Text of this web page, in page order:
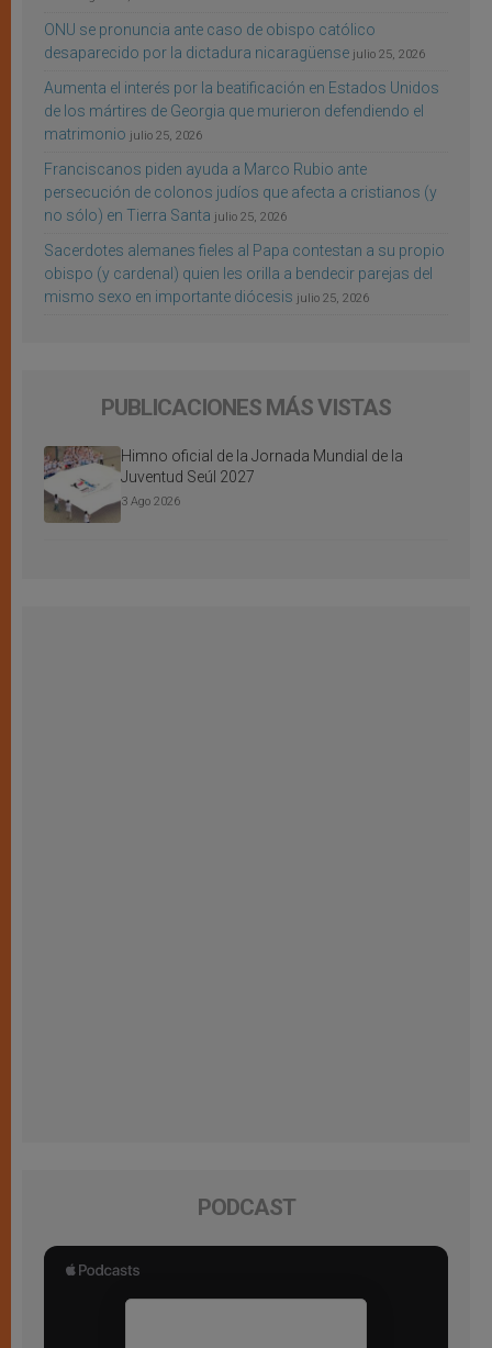
ONU se pronuncia ante caso de obispo católico
desaparecido por la dictadura nicaragüense julio 25, 2026
Aumenta el interés por la beatificación en Estados Unidos
de los mártires de Georgia que murieron defendiendo el
matrimonio julio 25, 2026
Franciscanos piden ayuda a Marco Rubio ante
persecución de colonos judíos que afecta a cristianos (y
no sólo) en Tierra Santa julio 25, 2026
Sacerdotes alemanes fieles al Papa contestan a su propio
obispo (y cardenal) quien les orilla a bendecir parejas del
mismo sexo en importante diócesis julio 25, 2026
PUBLICACIONES MÁS VISTAS
Himno oficial de la Jornada Mundial de la
Juventud Seúl 2027
3 Ago 2026
PODCAST